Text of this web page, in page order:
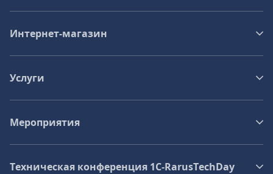
Интернет-магазин
Услуги
Мероприятия
Техническая конференция 1C‑RarusTechDay